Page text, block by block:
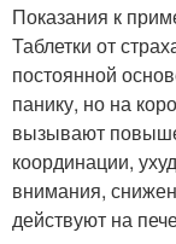
Показания к
Таблетки от
постоянной
панику, но на
вызывают
координации,
внимания,
действуют на